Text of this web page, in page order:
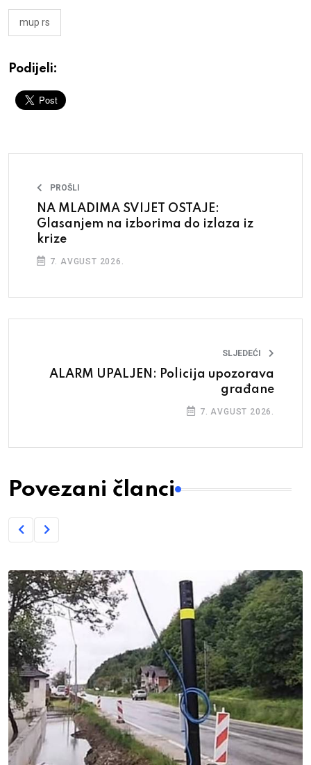
mup rs
Podijeli:
PROŠLI
NA MLADIMA SVIJET OSTAJE:
Glasanjem na izborima do izlaza iz
krize
7. AVGUST 2026.
SLJEDEĆI
ALARM UPALJEN: Policija upozorava
građane
7. AVGUST 2026.
Povezani članci